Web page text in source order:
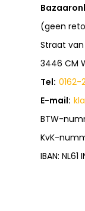
(geen
Straat
3446 CM
Tel: 0162-
E-mail:
BTW-
KvK-
IBAN: